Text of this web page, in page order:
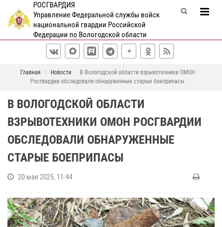
РОСГВАРДИЯ
Управление Федеральной службы войск
национальной гвардии Российской
Федерации по Вологодской области
Главная Новости
В Вологодской области взрывотехники ОМОН
Росгвардии обследовали обнаруженные старые боеприпасы
В ВОЛОГОДСКОЙ ОБЛАСТИ
ВЗРЫВОТЕХНИКИ ОМОН РОСГВАРДИИ
ОБСЛЕДОВАЛИ ОБНАРУЖЕННЫЕ
СТАРЫЕ БОЕПРИПАСЫ
20 мая 2025, 11:44